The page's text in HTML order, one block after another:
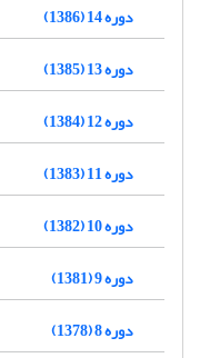
دوره 14 (1386)
دوره 13 (1385)
دوره 12 (1384)
دوره 11 (1383)
دوره 10 (1382)
دوره 9 (1381)
دوره 8 (1378)